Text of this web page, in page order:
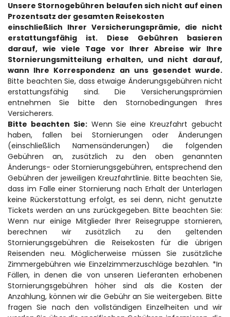
Unsere Stornogebühren belaufen sich nicht auf einen
Prozentsatz der gesamten Reisekosten
einschließlich Ihrer Versicherungsprämie, die nicht
erstattungsfähig ist. Diese Gebühren basieren
darauf, wie viele Tage vor Ihrer Abreise wir Ihre
Stornierungsmitteilung erhalten, und nicht darauf,
wann Ihre Korrespondenz an uns gesendet wurde.
Bitte beachten Sie, dass etwaige Änderungsgebühren nicht
erstattungsfähig sind. Die Versicherungsprämien
entnehmen Sie bitte den Stornobedingungen Ihres
Versicherers.
Bitte beachten Sie: Wenn Sie eine Kreuzfahrt gebucht
haben, fallen bei Stornierungen oder Änderungen
(einschließlich Namensänderungen) die folgenden
Gebühren an, zusätzlich zu den oben genannten
Änderungs- oder Stornierungsgebühren, entsprechend den
Gebühren der jeweiligen Kreuzfahrtlinie. Bitte beachten Sie,
dass im Falle einer Stornierung nach Erhalt der Unterlagen
keine Rückerstattung erfolgt, es sei denn, nicht genutzte
Tickets werden an uns zurückgegeben. Bitte beachten Sie:
Wenn nur einige Mitglieder Ihrer Reisegruppe stornieren,
berechnen wir zusätzlich zu den geltenden
Stornierungsgebühren die Reisekosten für die übrigen
Reisenden neu. Möglicherweise müssen Sie zusätzliche
Zimmergebühren wie Einzelzimmerzuschläge bezahlen. *In
Fällen, in denen die von unseren Lieferanten erhobenen
Stornierungsgebühren höher sind als die Kosten der
Anzahlung, können wir die Gebühr an Sie weitergeben. Bitte
fragen Sie nach den vollständigen Einzelheiten und wir